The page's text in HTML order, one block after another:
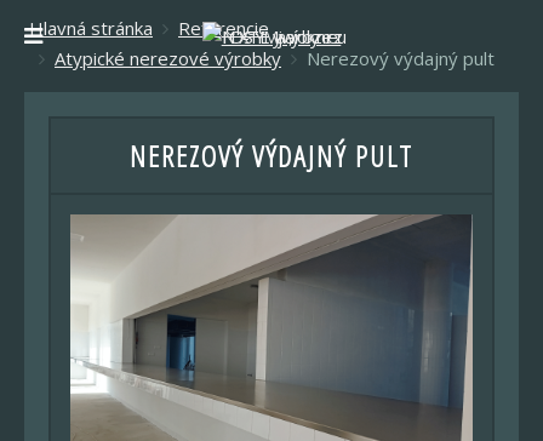
Hlavná stránka
Referencie
Atypické nerezové výrobky
Nerezový výdajný pult
NEREZOVÝ VÝDAJNÝ PULT